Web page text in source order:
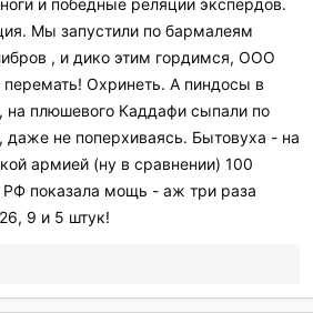
и победные реляции экспердов.
Мы запустили по бармалеям
, и дико этим гордимся, ООО
перемать! Охринеть. А пиндосы в
на плюшевого Каддафи сыпали по
даже не поперхиваясь. Бытовуха - на
армией (ну в сравнении) 100
РФ показала мощь - аж три раза
9 и 5 штук!